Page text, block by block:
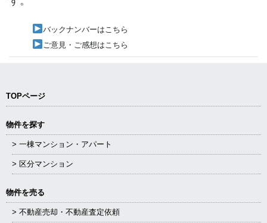
バックナンバーはこちら
ご意見・ご感想はこちら
TOPページ
物件を探す
> 一棟マンション・アパート
> 区分マンション
物件を売る
> 不動産売却・不動産査定依頼